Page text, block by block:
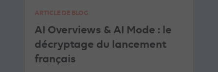
ARTICLE DE BLOG
AI Overviews & AI Mode : le
décryptage du lancement
français